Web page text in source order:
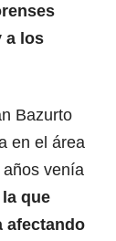
a los
Bazurto
en el área
venía
que
afectando